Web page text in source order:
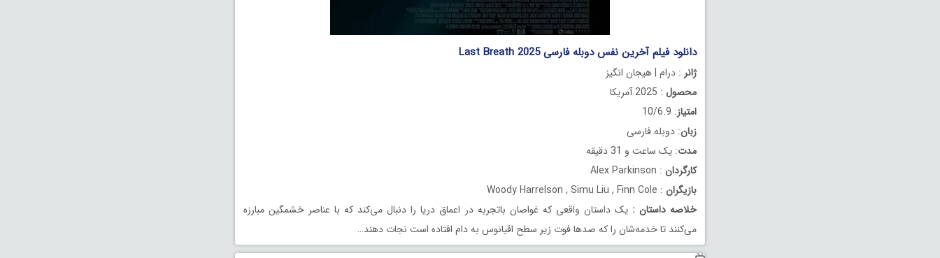
دانلود فیلم آخرین نفس دوبله فارسی Last Breath 2025
ژانر : درام | هیجان انگیز
محصول : 2025 آمریکا
امتیاز: 10/6.9
زبان: دوبله فارسی
مدت: یک ساعت و 31 دقیقه
کارگردان : Alex Parkinson
بازیگران : Woody Harrelson , Simu Liu , Finn Cole
خلاصه داستان : یک داستان واقعی که غواصان باتجربه در اعماق دریا را دنبال می‌کند که با عناصر خشمگین مبارزه
می‌کنند تا خدمه‌شان را که صدها فوت زیر سطح اقیانوس به دام افتاده است نجات دهند…